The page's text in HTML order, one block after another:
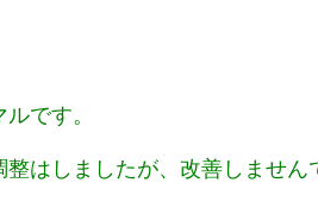
です。
整はしましたが、改善しません